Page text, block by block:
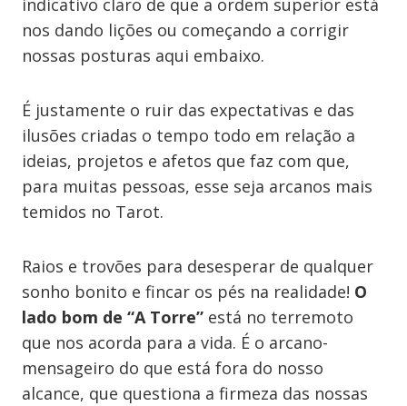
indicativo claro de que a ordem superior está
nos dando lições ou começando a corrigir
nossas posturas aqui embaixo.
É justamente o ruir das expectativas e das
ilusões criadas o tempo todo em relação a
ideias, projetos e afetos que faz com que,
para muitas pessoas, esse seja arcanos mais
temidos no Tarot.
Raios e trovões para desesperar de qualquer
sonho bonito e fincar os pés na realidade! O
lado bom de “A Torre” está no terremoto
que nos acorda para a vida. É o arcano-
mensageiro do que está fora do nosso
alcance, que questiona a firmeza das nossas